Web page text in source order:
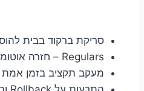
סריקת ברקוד בבית
Regulars – חזרה אוטומטית למוצרים קבועים
מעקב תקציב בזמן אמת